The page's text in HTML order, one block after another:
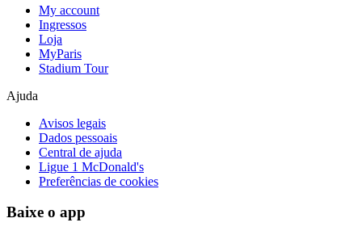
My account
Ingressos
Loja
MyParis
Stadium Tour
Ajuda
Avisos legais
Dados pessoais
Central de ajuda
Ligue 1 McDonald's
Preferências de cookies
Baixe o app